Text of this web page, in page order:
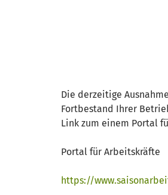
Die derzeitige
Fortbestand Ihrer
Link zum einem Portal
Portal für Arbeitskräfte
https://